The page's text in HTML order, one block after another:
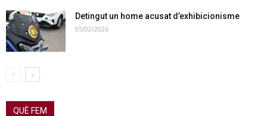
Detingut un home acusat d’exhibicionisme
05/02/2026
QUÈ FEM